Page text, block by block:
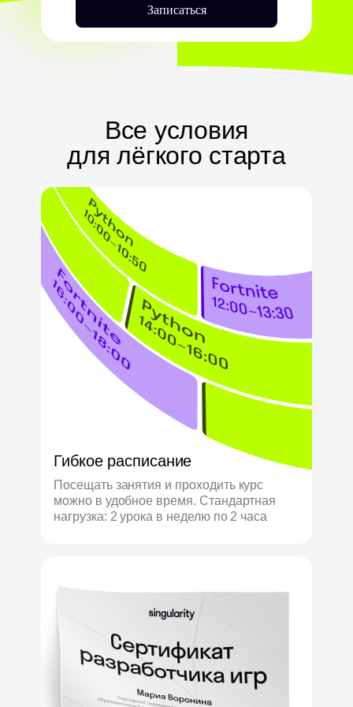
Записаться
Все условия
для лёгкого старта
Гибкое расписание
Посещать занятия и проходить курс
можно в удобное время. Стандартная
нагрузка: 2 урока в неделю по 2 часа